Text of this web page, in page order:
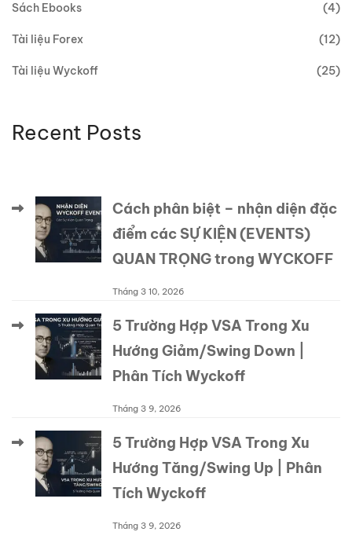
Sách Ebooks (4)
Tài liệu Forex (12)
Tài liệu Wyckoff (25)
Recent Posts
Cách phân biệt – nhận diện đặc
điểm các SỰ KIỆN (EVENTS)
QUAN TRỌNG trong WYCKOFF
Tháng 3 10, 2026
5 Trường Hợp VSA Trong Xu
Hướng Giảm/Swing Down |
Phân Tích Wyckoff
Tháng 3 9, 2026
5 Trường Hợp VSA Trong Xu
Hướng Tăng/Swing Up | Phân
Tích Wyckoff
Tháng 3 9, 2026